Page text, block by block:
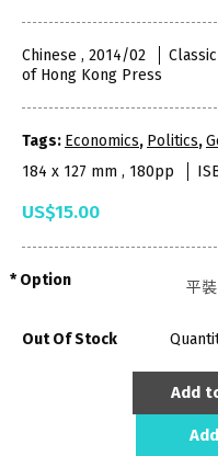
Chinese , 2014/02
of Hong Kong Press
Tags: Economics, Politics,
184 x 127 mm , 180pp
US$15.00
Option
Out Of Stock
Add